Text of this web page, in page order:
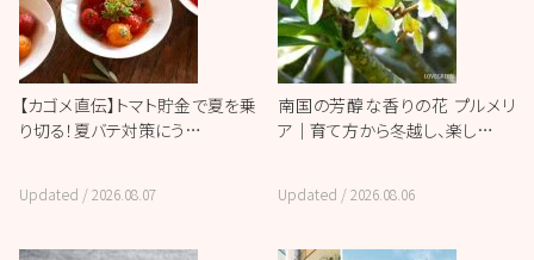
【カゴメ直伝】トマト貯金で夏を乗
り切る！夏バテ対策にう…
Updated /2026.08.07
南国の芳醇な香りの花 プルメリ
ア｜育て方から冬越し、楽し…
Updated /2026.08.06